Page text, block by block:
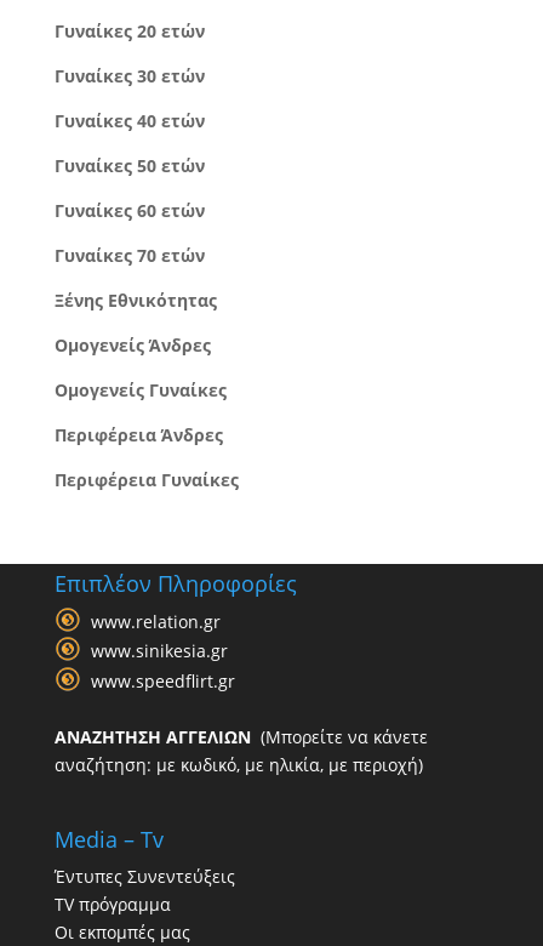
Γυναίκες 20 ετών
Γυναίκες 30 ετών
Γυναίκες 40 ετών
Γυναίκες 50 ετών
Γυναίκες 60 ετών
Γυναίκες 70 ετών
Ξένης Εθνικότητας
Ομογενείς Άνδρες
Ομογενείς Γυναίκες
Περιφέρεια Άνδρες
Περιφέρεια Γυναίκες
Επιπλέον Πληροφορίες
www.relation.gr
www.sinikesia.gr
www.speedflirt.gr
ΑΝΑΖΗΤΗΣΗ ΑΓΓΕΛΙΩΝ(Μπορείτε να κάνετε
αναζήτηση: με κωδικό, με ηλικία, με περιοχή)
Media – Tv
Έντυπες Συνεντεύξεις
TV πρόγραμμα
Οι εκπομπές μας